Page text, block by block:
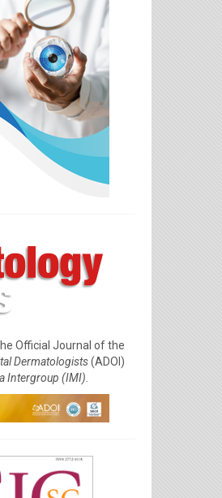
Official Journal of the
Dermatologists(ADOI)
Intergroup (IMI).